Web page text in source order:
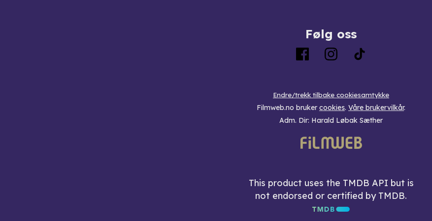
Følg oss
Endre/trekk tilbake cookiesamtykke
Filmweb.no bruker cookies. Våre brukervilkår.
Adm. Dir: Harald Løbak Sæther
This product uses the TMDB API but is
not endorsed or certified by TMDB.